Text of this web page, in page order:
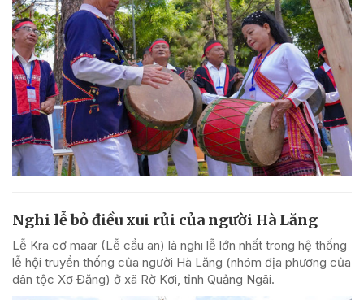
Nghi lễ bỏ điều xui rủi của người Hà Lăng
Lễ Kra cơ maar (Lễ cầu an) là nghi lễ lớn nhất trong hệ thống
lễ hội truyền thống của người Hà Lăng (nhóm địa phương của
dân tộc Xơ Đăng) ở xã Rờ Kơi, tỉnh Quảng Ngãi.